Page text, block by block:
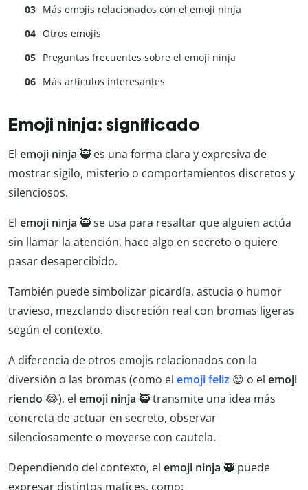
Más emojis relacionados con el emoji ninja
Otros emojis
Preguntas frecuentes sobre el emoji ninja
Más artículos interesantes
Emoji ninja: significado
El emoji ninja 🥷 es una forma clara y expresiva de
mostrar sigilo, misterio o comportamientos discretos y
silenciosos.
El emoji ninja 🥷 se usa para resaltar que alguien actúa
sin llamar la atención, hace algo en secreto o quiere
pasar desapercibido.
También puede simbolizar picardía, astucia o humor
travieso, mezclando discreción real con bromas ligeras
según el contexto.
A diferencia de otros emojis relacionados con la
diversión o las bromas (como el emoji feliz 😊 o el emoji
riendo 😂), el emoji ninja 🥷 transmite una idea más
concreta de actuar en secreto, observar
silenciosamente o moverse con cautela.
Dependiendo del contexto, el emoji ninja 🥷 puede
expresar distintos matices, como: